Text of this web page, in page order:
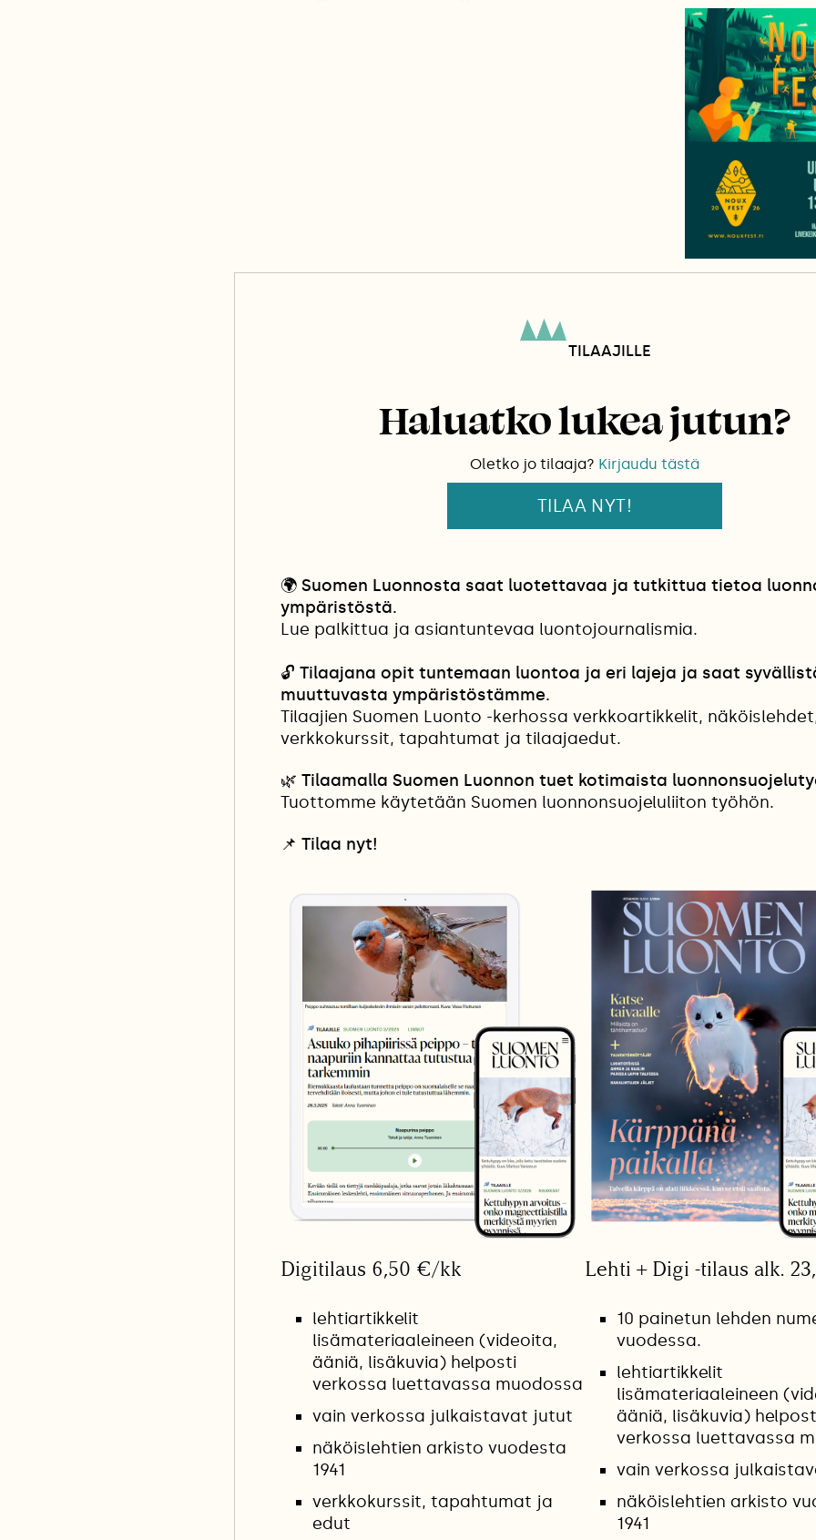
TILAAJILLE
Haluatko lukea jutun?
Oletko jo tilaaja? Kirjaudu tästä
TILAA NYT!
🌍 Suomen Luonnosta saat luotettavaa ja tutkittua tietoa
ympäristöstä.
Lue palkittua ja asiantuntevaa luontojournalismia.
🔓 Tilaajana opit tuntemaan luontoa ja eri lajeja ja saat
muuttuvasta ympäristöstämme.
Tilaajien Suomen Luonto -kerhossa verkkoartikkelit,
verkkokurssit, tapahtumat ja tilaajaedut.
🌿 Tilaamalla Suomen Luonnon tuet kotimaista
Tuottomme käytetään Suomen luonnonsuojeluliiton työhön.
📌 Tilaa nyt!
Digitilaus 6,50 €/kk
lehtiartikkelit
lisämateriaaleineen (videoita,
ääniä, lisäkuvia) helposti
verkossa luettavassa muodossa
vain verkossa julkaistavat jutut
näköislehtien arkisto vuodesta
1941
verkkokurssit, tapahtumat ja
edut
Lehti + Digi -tilaus alk.
10 painetun lehden
vuodessa.
lehtiartikkelit
lisämateriaaleineen
ääniä, lisäkuvia)
verkossa luettavassa
vain verkossa
näköislehtien arkisto
1941